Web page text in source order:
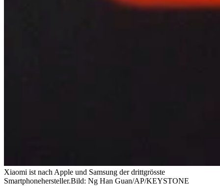
Xiaomi ist nach Apple und Samsung der drittgrösste
Smartphonehersteller.Bild: Ng Han Guan/AP/KEYSTONE